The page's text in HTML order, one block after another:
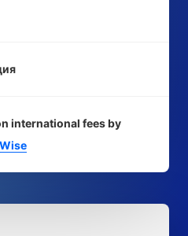
international fees by
Wise